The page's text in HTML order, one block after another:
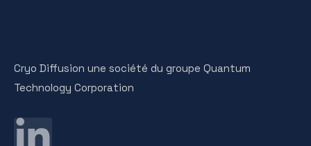
Cryo Diffusion une société du groupe Quantum
Technology Corporation